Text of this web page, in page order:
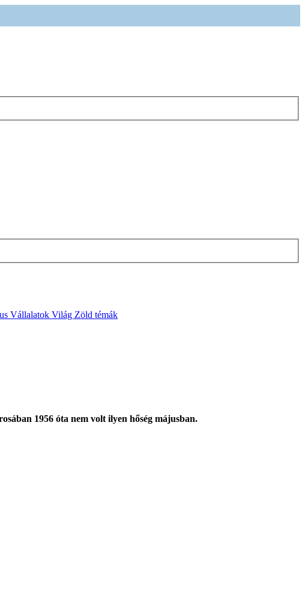
Vállalatok Világ Zöld témák
1956 óta nem volt ilyen hőség májusban.